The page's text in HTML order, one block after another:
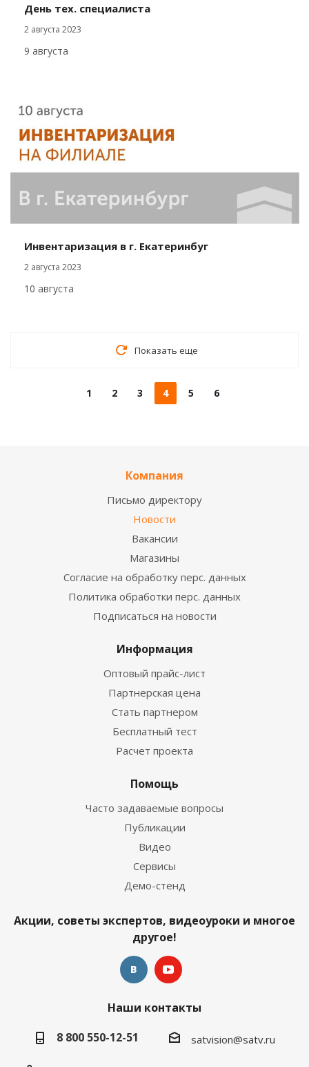
День тех. специалиста
2 августа 2023
9 августа
Инвентаризация в г. Екатеринбуг
2 августа 2023
10 августа
Показать еще
1 2 3 4 5 6
Компания
Письмо директору
Новости
Вакансии
Магазины
Согласие на обработку перс. данных
Политика обработки перс. данных
Подписаться на новости
Информация
Оптовый прайс-лист
Партнерская цена
Стать партнером
Бесплатный тест
Расчет проекта
Помощь
Часто задаваемые вопросы
Публикации
Видео
Сервисы
Демо-стенд
Акции, советы экспертов, видеоуроки и многое
другое!
Наши контакты
8 800 550-12-51
satvision@satv.ru